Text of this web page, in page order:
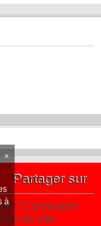
×
à
Partager sur
Connexion
du site